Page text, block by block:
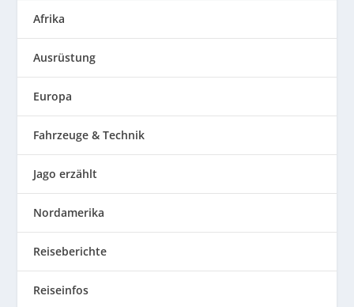
Afrika
Ausrüstung
Europa
Fahrzeuge & Technik
Jago erzählt
Nordamerika
Reiseberichte
Reiseinfos